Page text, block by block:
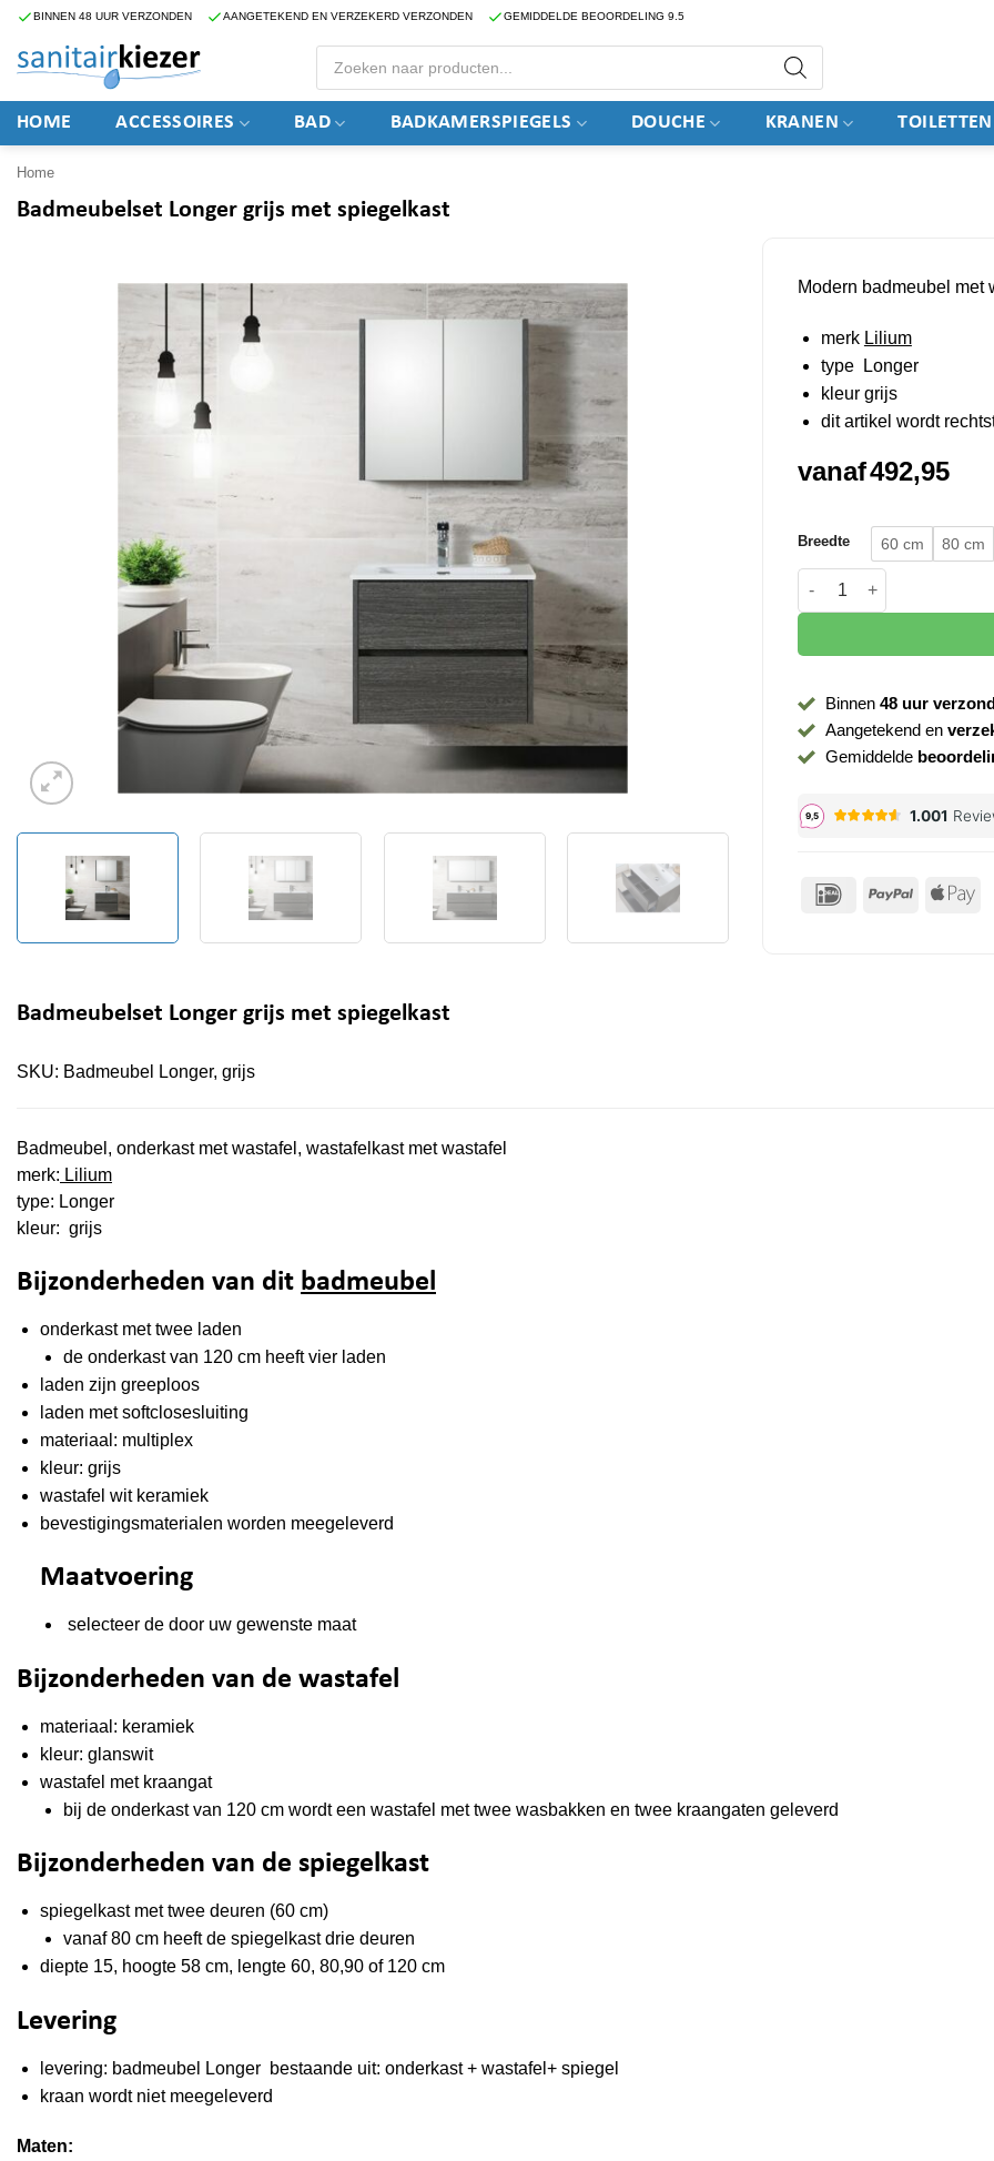
Ga
inhoud
BINNEN 48 UUR VERZONDEN AANGETEKEND EN VERZEKERD VERZONDEN GEMIDDELDE BEOORDELING 9.5
Producten
zoeken
HOME ACCESSOIRES BAD BADKAMERSPIEGELS DOUCHE KRANEN TOILETTEN
Home
Badmeubelset Longer grijs met spiegelkast
Modern badmeubel met
merk Lilium
type Longer
kleur grijs
dit artikel wordt
vanaf492,95
Breedte 60 cm
80 cm
Badmeubelset Longer
Binnen48 uur
Aangetekend en
Gemiddelde
IDeal PayPal
Badmeubelset Longer grijs met spiegelkast
SKU: Badmeubel Longer, grijs
Badmeubel, onderkast met wastafel, wastafelkast met wastafel
merk: Lilium
type: Longer
kleur: grijs
Bijzonderheden van dit badmeubel
onderkast met twee laden
de onderkast van 120 cm heeft vier laden
laden zijn greeploos
laden met softclosesluiting
materiaal: multiplex
kleur: grijs
wastafel wit keramiek
bevestigingsmaterialen worden meegeleverd
Maatvoering
selecteer de door uw gewenste maat
Bijzonderheden van de wastafel
materiaal: keramiek
kleur: glanswit
wastafel metkraangat
bij de onderkast van 120 cm wordt een wastafel met twee wasbakken en twee kraangaten geleverd
Bijzonderheden van de spiegelkast
spiegelkast met twee deuren (60 cm)
vanaf 80 cm heeft de spiegelkast drie deuren
diepte 15, hoogte 58 cm, lengte 60, 80,90 of 120 cm
Levering
levering: badmeubel Longer bestaande uit: onderkast + wastafel+ spiegel
kraan wordt niet meegeleverd
Maten: